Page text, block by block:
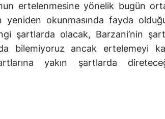
ertelenmesine yönelik bugün
yeniden okunmasında fayda
şartlarda olacak, Barzani’nin
bilemiyoruz ancak ertelemeyi
yakın şartlarda